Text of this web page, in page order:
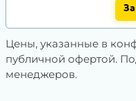
Цены, указанные в
публичной офертой.
менеджеров.